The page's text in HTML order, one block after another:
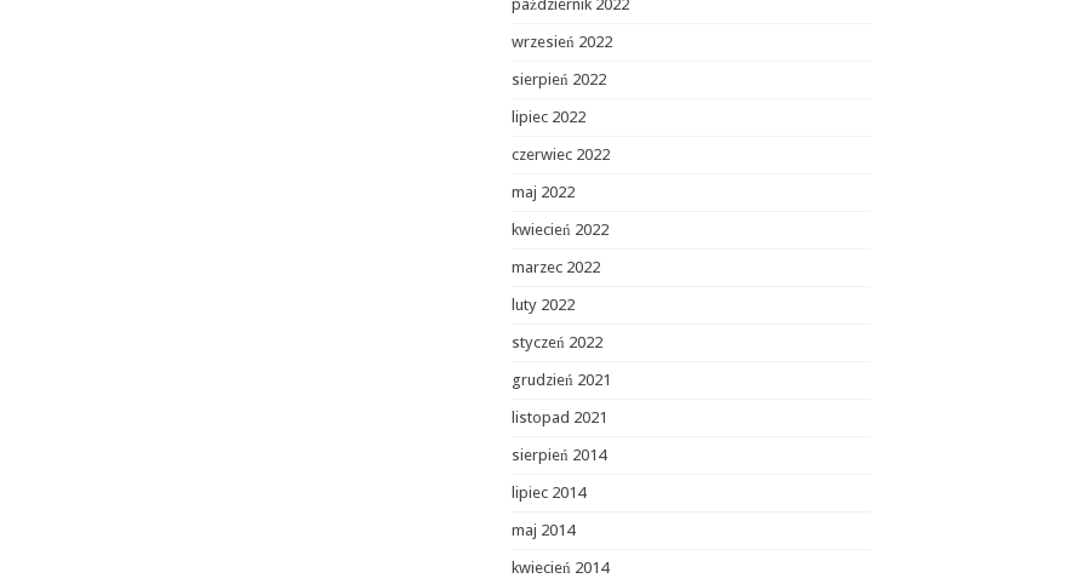
październik 2022
wrzesień 2022
sierpień 2022
lipiec 2022
czerwiec 2022
maj 2022
kwiecień 2022
marzec 2022
luty 2022
styczeń 2022
grudzień 2021
listopad 2021
sierpień 2014
lipiec 2014
maj 2014
kwiecień 2014